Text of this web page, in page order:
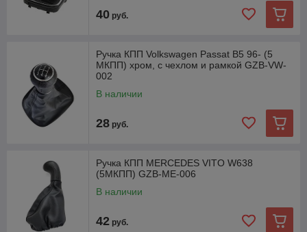
40 руб.
Ручка КПП Volkswagen Passat B5 96- (5
МКПП) хром, с чехлом и рамкой GZB-VW-
002
В наличии
28 руб.
Ручка КПП MERCEDES VITO W638
(5МКПП) GZB-ME-006
В наличии
42 руб.